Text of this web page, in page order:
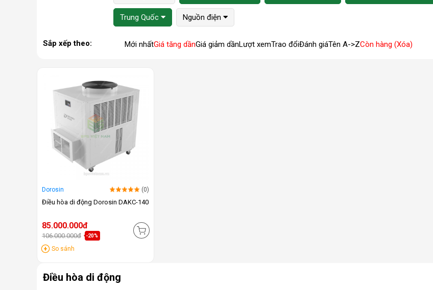
Trung Quốc Nguồn điện
Sắp xếp theo: Mới nhấtGiá tăng dầnGiá giảm dầnLượt xemTrao đổiĐánh giáTên A->ZCòn hàng (Xóa)
Dorosin (0)
Điều hòa di động Dorosin DAKC-140
85.000.000đ
106.000.000đ -20%
So sánh
Điều hòa di động